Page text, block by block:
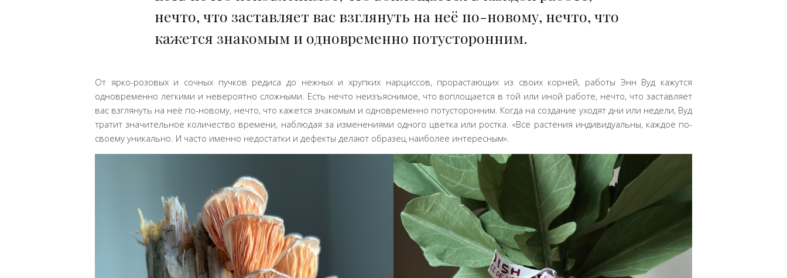
нечто, что заставляет вас взглянуть на неё по-новому, нечто, что
кажется знакомым и одновременно потусторонним.
От ярко-розовых и сочных пучков редиса до нежных и хрупких нарциссов, прорастающих из своих корней, работы Энн Вуд кажутся
одновременно легкими и невероятно сложными. Есть нечто неизъяснимое, что воплощается в той или иной работе, нечто, что заставляет
вас взглянуть на неё по-новому, нечто, что кажется знакомым и одновременно потусторонним. Когда на создание уходят дни или недели, Вуд
тратит значительное количество времени, наблюдая за изменениями одного цветка или ростка. «Все растения индивидуальны, каждое по-
своему уникально. И часто именно недостатки и дефекты делают образец наиболее интересным».